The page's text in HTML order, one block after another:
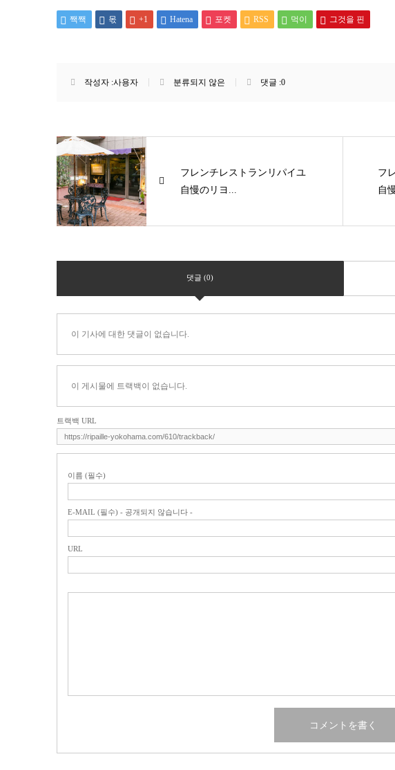
짹짹 몫 +1 Hatena 포켓 RSS 먹이 그것을 핀
작성자 :사용자 분류되지 않은 댓글 :0
フレンチレストランリパイユ
自慢のリヨ...
フ
自
댓글 (0)
이 기사에 대한 댓글이 없습니다.
이 게시물에 트랙백이 없습니다.
트랙백 URL
이름 (필수)
E-MAIL (필수) - 공개되지 않습니다 -
URL